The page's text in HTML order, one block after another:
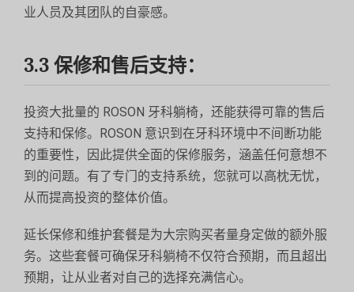
业人员及其团队的自豪感。
3.3 保修和售后支持：
投资大批量的 ROSON 牙科躺椅，还能获得可靠的售后
支持和保修。ROSON 意识到在牙科环境中不间断功能
的重要性，因此提供全面的保修服务，涵盖任何意想不
到的问题。有了专门的支持系统，您就可以高枕无忧，
从而提高投资的整体价值。
延长保修和维护套餐是为大宗购买者量身定做的额外服
务。这些套餐可确保牙科躺椅不仅符合预期，而且超出
预期，让从业者对自己的选择充满信心。